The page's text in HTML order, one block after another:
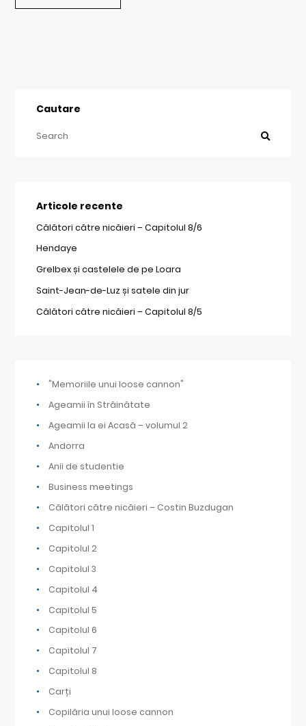
Cautare
Articole recente
Călători către nicăieri – Capitolul 8/6
Hendaye
Grelbex și castelele de pe Loara
Saint-Jean-de-Luz și satele din jur
Călători către nicăieri – Capitolul 8/5
"Memoriile unui loose cannon"
Ageamii în Străinătate
Ageamii la ei Acasă – volumul 2
Andorra
Anii de studentie
Business meetings
Călători către nicăieri – Costin Buzdugan
Capitolul 1
Capitolul 2
Capitolul 3
Capitolul 4
Capitolul 5
Capitolul 6
Capitolul 7
Capitolul 8
Carți
Copilăria unui loose cannon